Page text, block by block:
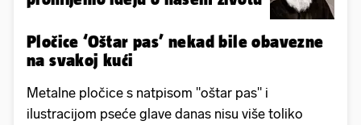
Pločice ‘Oštar pas’ nekad bile obavezne
na svakoj kući
Metalne pločice s natpisom "oštar pas" i
ilustracijom pseće glave danas nisu više toliko